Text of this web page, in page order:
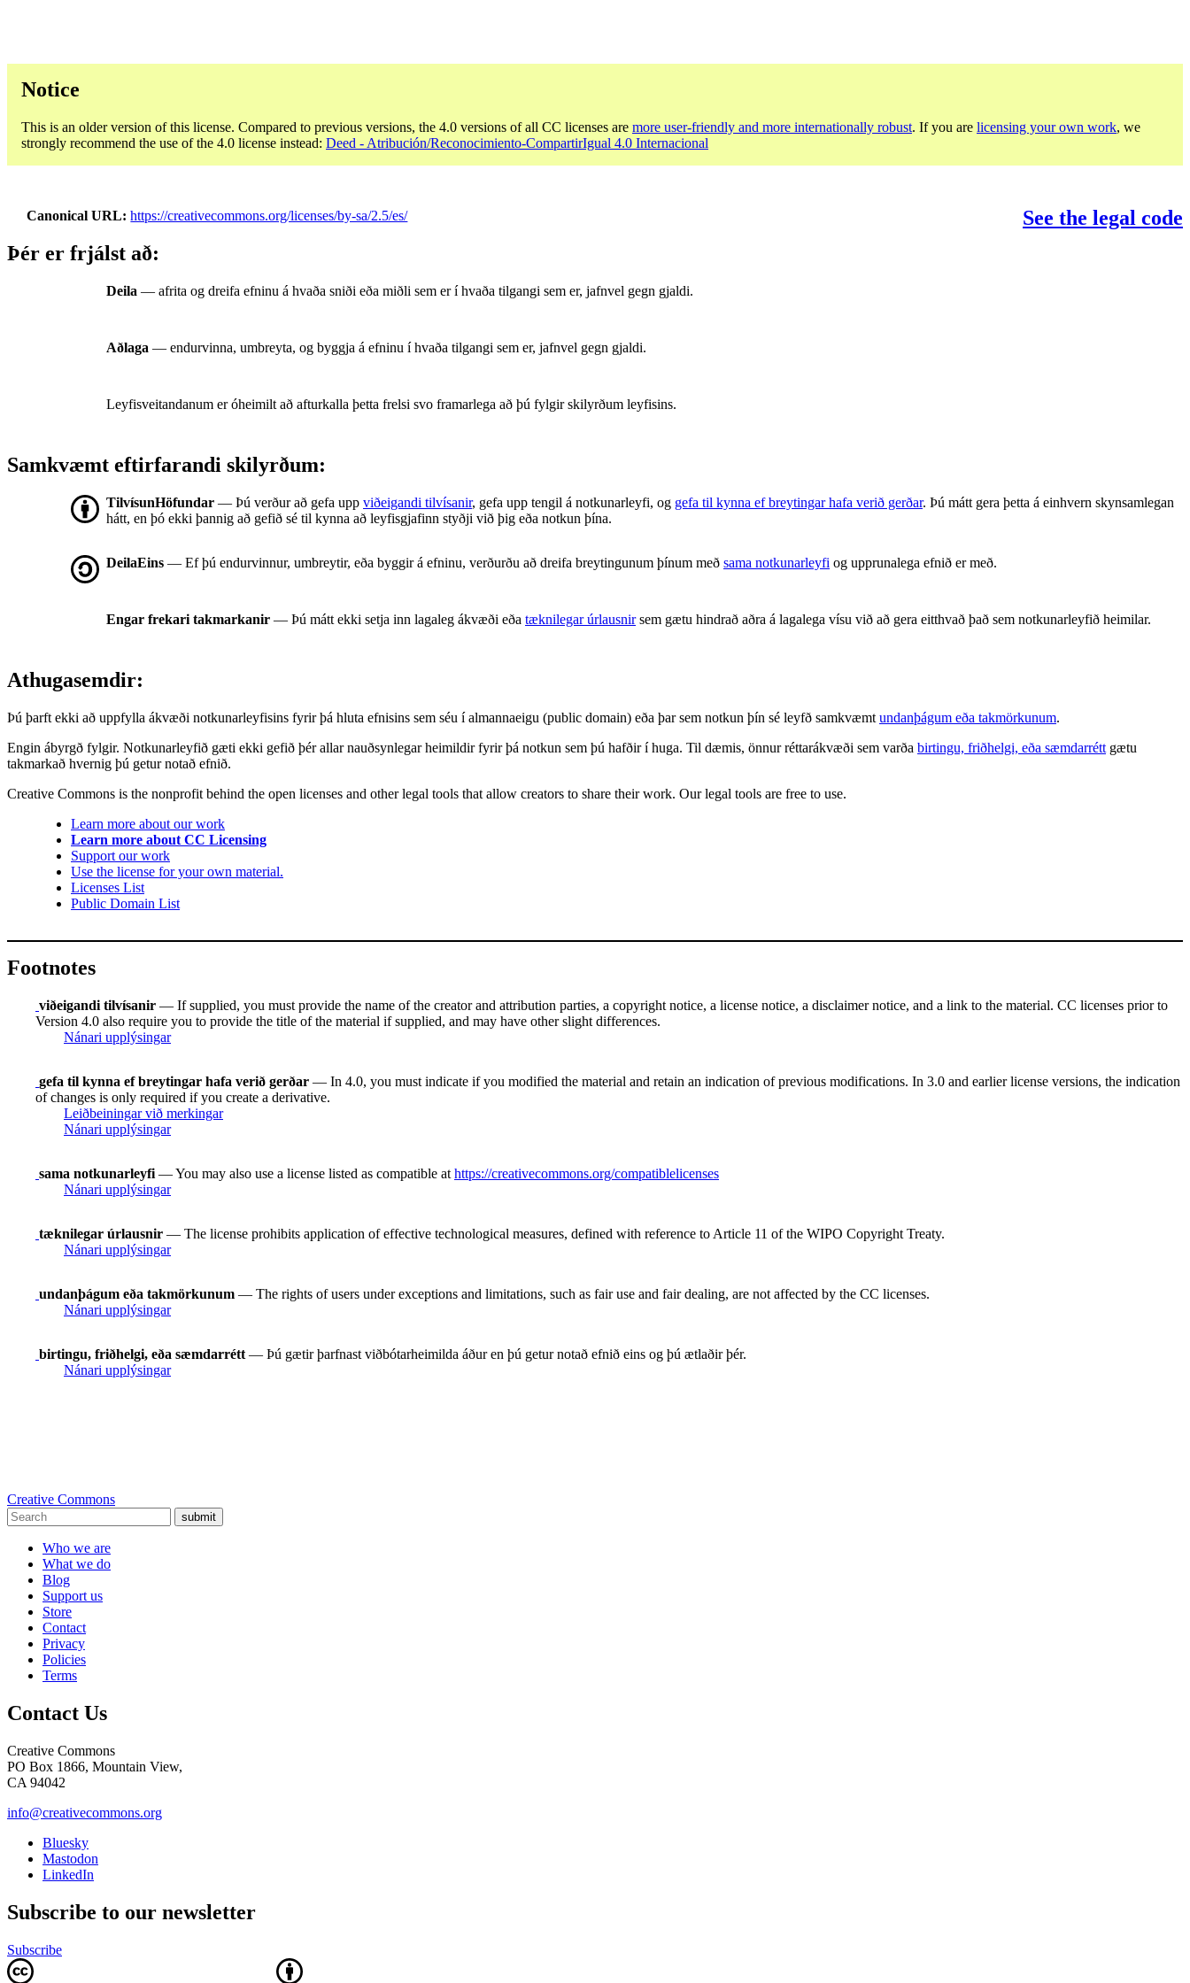
Notice
This is an older version of this license. Compared to previous versions, the 4.0 versions of all CC licenses are more user-friendly and more internationally robust. If you are licensing your own work, we
strongly recommend the use of the 4.0 license instead: Deed - Atribución/Reconocimiento-CompartirIgual 4.0 Internacional
Canonical URL https://creativecommons.org/licenses/by-sa/2.5/es/
See the legal code
Þér er frjálst að:
Deila — afrita og dreifa efninu á hvaða sniði eða miðli sem er í hvaða tilgangi sem er, jafnvel gegn gjaldi.
Aðlaga — endurvinna, umbreyta, og byggja á efninu í hvaða tilgangi sem er, jafnvel gegn gjaldi.
Leyfisveitandanum er óheimilt að afturkalla þetta frelsi svo framarlega að þú fylgir skilyrðum leyfisins.
Samkvæmt eftirfarandi skilyrðum:
TilvísunHöfundar — Þú verður að gefa upp viðeigandi tilvísanir, gefa upp tengil á notkunarleyfi, og gefa til kynna ef breytingar hafa verið gerðar. Þú mátt gera þetta á einhvern skynsamlegan
hátt, en þó ekki þannig að gefið sé til kynna að leyfisgjafinn styðji við þig eða notkun þína.
DeilaEins — Ef þú endurvinnur, umbreytir, eða byggir á efninu, verðurðu að dreifa breytingunum þínum með sama notkunarleyfi og upprunalega efnið er með.
Engar frekari takmarkanir — Þú mátt ekki setja inn lagaleg ákvæði eða tæknilegar úrlausnirsem gætu hindrað aðra á lagalega vísu við að gera eitthvað það sem notkunarleyfið heimilar.
Athugasemdir:
Þú þarft ekki að uppfylla ákvæði notkunarleyfisins fyrir þá hluta efnisins sem séu í almannaeigu (public domain) eða þar sem notkun þín sé leyfð samkvæmt undanþágum eða takmörkunum.
Engin ábyrgð fylgir. Notkunarleyfið gæti ekki gefið þér allar nauðsynlegar heimildir fyrir þá notkun sem þú hafðir í huga. Til dæmis, önnur réttarákvæði sem varða birtingu, friðhelgi, eða sæmdarrétt gætu
takmarkað hvernig þú getur notað efnið.
Creative Commons is the nonprofit behind the open licenses and other legal tools that allow creators to share their work. Our legal tools are free to use.
Learn more about our work
Learn more about CC Licensing
Support our work
Use the license for your own material.
Licenses List
Public Domain List
Footnotes
viðeigandi tilvísanir — If supplied, you must provide the name of the creator and attribution parties, a copyright notice, a license notice, a disclaimer notice, and a link to the material. CC licenses prior to
Version 4.0 also require you to provide the title of the material if supplied, and may have other slight differences.
Nánari upplýsingar
gefa til kynna ef breytingar hafa verið gerðar — In 4.0, you must indicate if you modified the material and retain an indication of previous modifications. In 3.0 and earlier license versions, the indication
of changes is only required if you create a derivative.
Leiðbeiningar við merkingar
Nánari upplýsingar
sama notkunarleyfi — You may also use a license listed as compatible at https://creativecommons.org/compatiblelicenses
Nánari upplýsingar
tæknilegar úrlausnir — The license prohibits application of effective technological measures, defined with reference to Article 11 of the WIPO Copyright Treaty.
Nánari upplýsingar
undanþágum eða takmörkunum — The rights of users under exceptions and limitations, such as fair use and fair dealing, are not affected by the CC licenses.
Nánari upplýsingar
birtingu, friðhelgi, eða sæmdarrétt — Þú gætir þarfnast viðbótarheimilda áður en þú getur notað efnið eins og þú ætlaðir þér.
Nánari upplýsingar
Creative Commons
submit
Who we are
What we do
Blog
Support us
Store
Contact
Privacy
Policies
Terms
Contact Us
Creative Commons
PO Box 1866, Mountain View,
CA 94042
info@creativecommons.org
Bluesky
Mastodon
LinkedIn
Subscribe to our newsletter
Subscribe